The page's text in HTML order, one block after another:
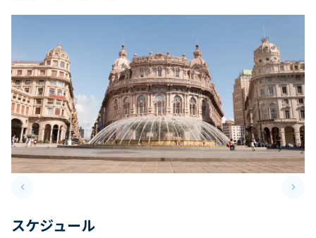
keyboard_arrow_leftPrevious slide keyboard_arrow_right
スケジュール